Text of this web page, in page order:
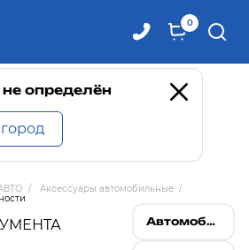
0
определён
/ Аксессуары автомобильные /
Автомобильные антенны